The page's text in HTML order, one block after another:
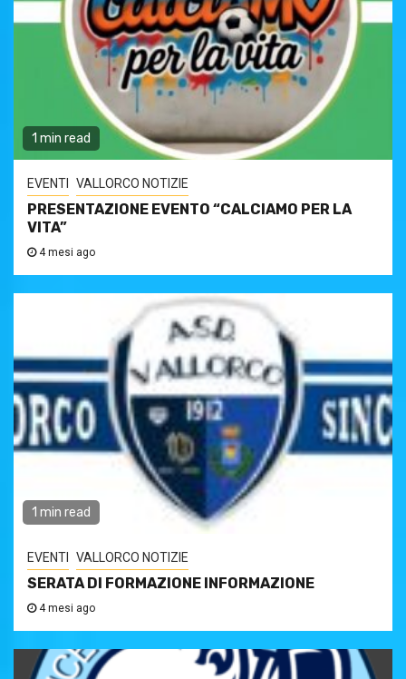
1 min read
EVENTI VALLORCO NOTIZIE
PRESENTAZIONE EVENTO “CALCIAMO PER LA
VITA”
4 mesi ago
1 min read
EVENTI VALLORCO NOTIZIE
SERATA DI FORMAZIONE INFORMAZIONE
4 mesi ago